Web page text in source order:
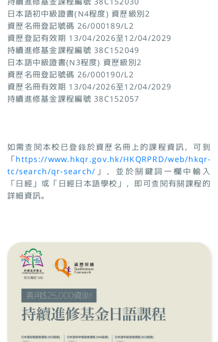
日本語初中級證書(N4程度) 資歷級別2
資歷名冊登記號碼 26/000189/L2
資歷登記有效期 13/04/2026至12/04/2029
持續進修基金課程編號 38C152049
日本語中級證書(N3程度) 資歷級別2
資歷名冊登記號碼 26/000190/L2
資歷名冊有效期 13/04/2026至12/04/2029
持續進修基金課程編號 38C152057
如需查閱本校已登錄於資歷名冊上的課程資訊，可到
「https://www.hkqr.gov.hk/HKQRPRD/web/hkqr-
tc/search/qr-search/ 」，並於關鍵詞一欄中輸入
「日經」或「日經日本語學校」，即可查閱有關課程的
詳細資訊。